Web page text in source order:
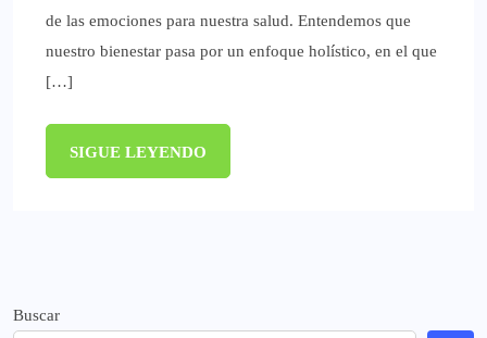
de las emociones para nuestra salud. Entendemos que
nuestro bienestar pasa por un enfoque holístico, en el que
[…]
SIGUE LEYENDO
Buscar